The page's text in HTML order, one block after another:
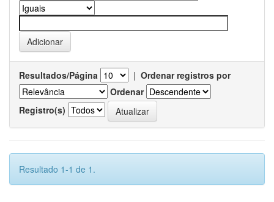
Resultados/Página | Ordenar registros por
Ordenar
Registro(s)
Resultado 1-1 de 1.